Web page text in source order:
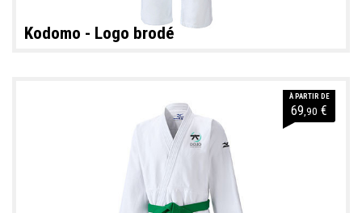
Kodomo - Logo brodé
À PARTIR DE
69 ,90 €